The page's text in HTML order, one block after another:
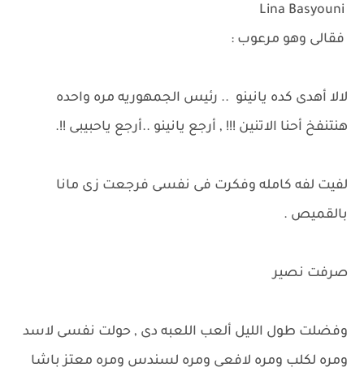
فقالى وهو مرعوب :
لالا أهدى كده يانينو .. رئيس الجمهوريه مره واحده
هنتنفخ أحنا الاتنين !!! , أرجع يانينو ..أرجع ياحبيبى !!.
لفيت لفه كامله وفكرت فى نفسى فرجعت زى مانا
بالقميص .
صرفت نصير
وفضلت طول الليل ألعب اللعبه دى , حولت نفسى لاسد
ومره لكلب ومره لافعى ومره لسندس ومره معتز باشا